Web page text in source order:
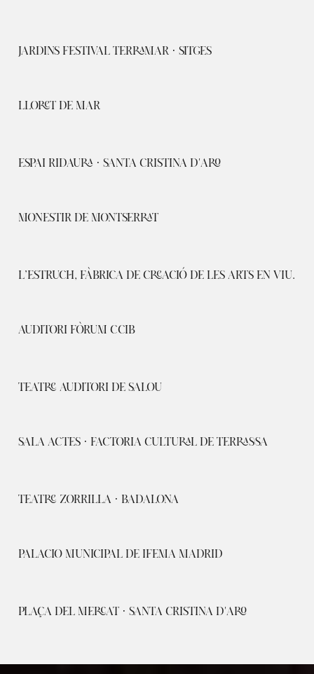
JARDINS FESTIVAL TERRAMAR · SITGES
LLORET DE MAR
ESPAI RIDAURA · SANTA CRISTINA D'ARO
MONESTIR DE MONTSERRAT
L’ESTRUCH, FÀBRICA DE CREACIÓ DE LES ARTS EN VIU.
AUDITORI FÒRUM CCIB
TEATRE AUDITORI DE SALOU
SALA ACTES · FACTORIA CULTURAL DE TERRASSA
TEATRE ZORRILLA · BADALONA
PALACIO MUNICIPAL DE IFEMA MADRID
PLAÇA DEL MERCAT · SANTA CRISTINA D'ARO